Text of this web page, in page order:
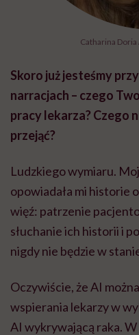
Catharina
Skoro już jesteśmy
narracjach – czego
pracy lekarza? Czego
przejąć?
Ludzkiego wymiaru.
opowiadała mi historie
więź: patrzenie
słuchanie ich historii i
nigdy nie będzie w
Oczywiście, że AI
wspierania lekarzy w
AI wykrywającą raka.